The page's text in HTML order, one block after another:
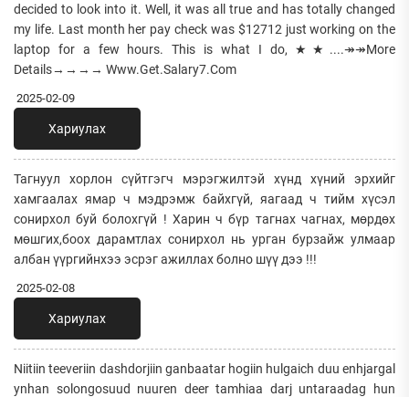
decided to look into it. Well, it was all true and has totally changed
my life. Last month her pay check was $12712 just working on the
laptop for a few hours. This is what I do, ★★....↠↠More
Details→→→→ Www.Get.Salary7.Com
2025-02-09
Хариулах
Тагнуул хорлон сүйтгэгч мэрэгжилтэй хүнд хүний эрхийг
хамгаалах ямар ч мэдрэмж байхгүй, яагаад ч тийм хүсэл
сонирхол буй болохгүй ! Харин ч бүр тагнах чагнах, мөрдөх
мөшгих,боох дарамтлах сонирхол нь урган бурзайж улмаар
албан үүргийнхээ эсрэг ажиллах болно шүү дээ !!!
2025-02-08
Хариулах
Niitiin teeveriin dashdorjiin ganbaatar hogiin hulgaich duu enhjargal
ynhan solongosuud nuuren deer tamhiaa darj untaraadag hun